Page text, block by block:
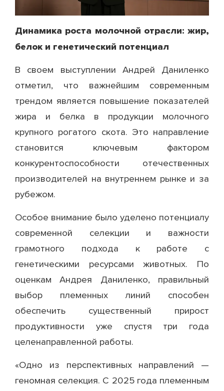
Динамика роста молочной отрасли: жир,
белок и генетический потенциал
В своем выступлении Андрей Даниленко
отметил, что важнейшим современным
трендом является повышение показателей
жира и белка в продукции молочного
крупного рогатого скота. Это направление
становится ключевым фактором
конкурентоспособности отечественных
производителей на внутреннем рынке и за
рубежом.
Особое внимание было уделено потенциалу
современной селекции и важности
грамотного подхода к работе с
генетическими ресурсами животных. По
оценкам Андрея Даниленко, правильный
выбор племенных линий способен
обеспечить существенный прирост
продуктивности уже спустя три года
целенаправленной работы.
«Одно из перспективных направлений —
геномная селекция. С 2025 года племенным